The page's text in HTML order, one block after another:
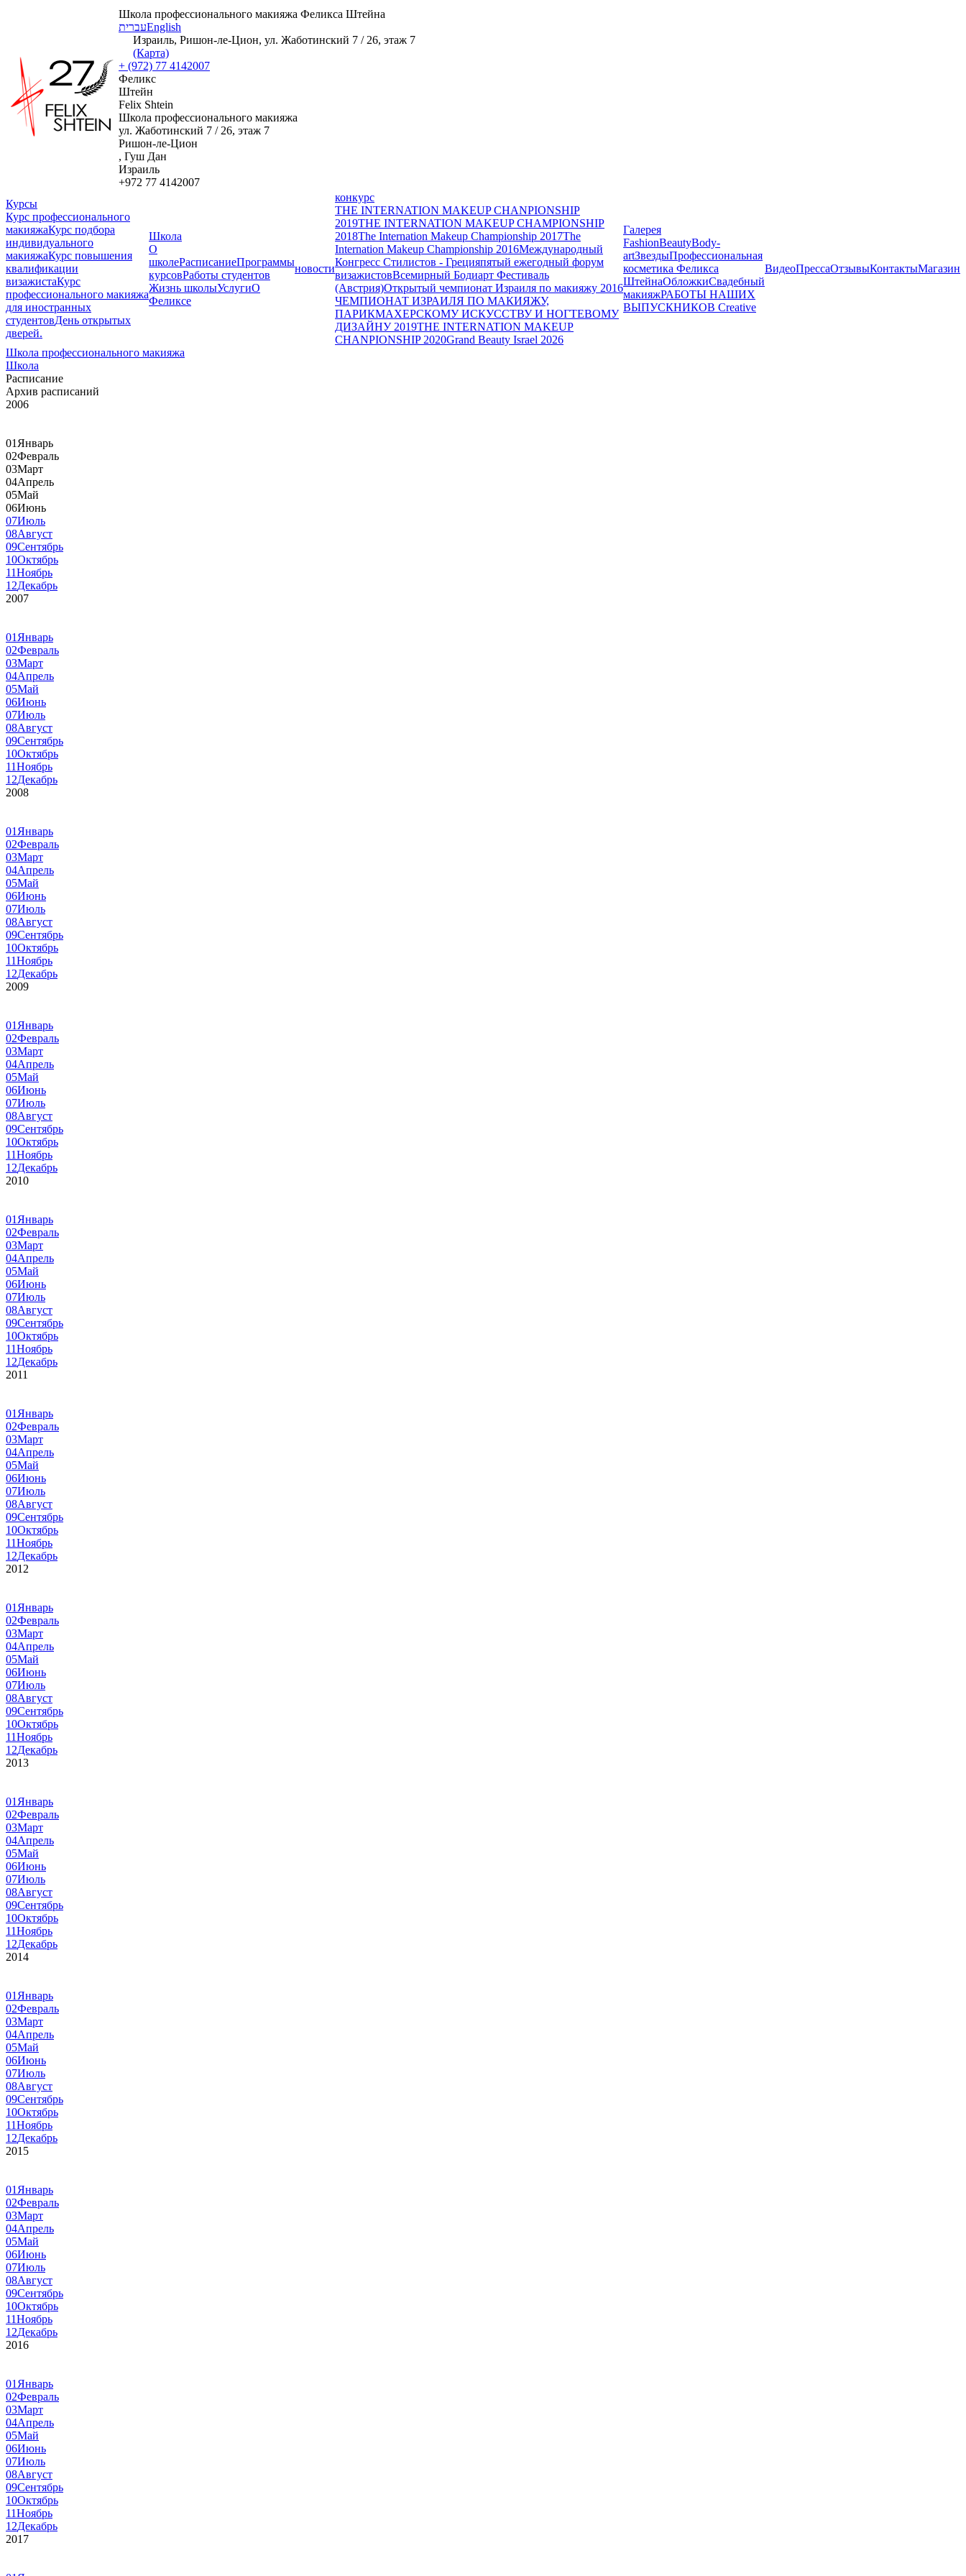
Школа профессионального макияжа Феликса Штейна
עבריתEnglish
Израиль, Ришон-ле-Цион, ул. Жаботинский 7 / 26, этаж 7
(Карта)
+ (972) 77 4142007
Феликс
Штейн
Felix Shtein
Школа профессионального макияжа
ул. Жаботинский 7 / 26, этаж 7
Ришон-ле-Цион
, Гуш Дан
Израиль
+972 77 4142007
Курсы
Курс профессионального
макияжаКурс подбора
индивидуального
макияжаКурс повышения
квалификации
визажистаКурс
профессионального макияжа
для иностранных
студентовДень открытых
дверей.
Школа
О
школеРасписаниеПрограммы
курсовРаботы студентов
Жизнь школыУслугиО
Феликсе
новости
конкурс
THE INTERNATION MAKEUP CHANPIONSHIP
2019THE INTERNATION MAKEUP CHAMPIONSHIP
2018The Internation Makeup Championship 2017The
Internation Makeup Championship 2016Международный
Конгресс Стилистов - Грецияпятый ежегодный форум
визажистовВсемирный Бодиарт Фестиваль
(Австрия)Открытый чемпионат Израиля по макияжу 2016
ЧЕМПИОНАТ ИЗРАИЛЯ ПО МАКИЯЖУ,
ПАРИКМАХЕРСКОМУ ИСКУССТВУ И НОГТЕВОМУ
ДИЗАЙНУ 2019THE INTERNATION MAKEUP
CHANPIONSHIP 2020Grand Beauty Israel 2026
Галерея
FashionBeautyBody-
artЗвездыПрофессиональная
косметика Феликса
ШтейнаОбложкиСвадебный
макияжРАБОТЫ НАШИХ
ВЫПУСКНИКОВ Creative
ВидеоПрессаОтзывыКонтактыМагазин
Школа профессионального макияжа
Школа
Расписание
Архив расписаний
2006
01 Январь
02Февраль
03Март
04Апрель
05Май
06Июнь
07Июль
08Август
09Сентябрь
10Октябрь
11Ноябрь
12Декабрь
2007
01 Январь
02Февраль
03Март
04Апрель
05Май
06Июнь
07Июль
08Август
09Сентябрь
10Октябрь
11Ноябрь
12Декабрь
2008
01 Январь
02Февраль
03Март
04Апрель
05Май
06Июнь
07Июль
08Август
09Сентябрь
10Октябрь
11Ноябрь
12Декабрь
2009
01 Январь
02Февраль
03Март
04Апрель
05Май
06Июнь
07Июль
08Август
09Сентябрь
10Октябрь
11Ноябрь
12Декабрь
2010
01 Январь
02Февраль
03Март
04Апрель
05Май
06Июнь
07Июль
08Август
09Сентябрь
10Октябрь
11Ноябрь
12Декабрь
2011
01 Январь
02Февраль
03Март
04Апрель
05Май
06Июнь
07Июль
08Август
09Сентябрь
10Октябрь
11Ноябрь
12Декабрь
2012
01 Январь
02Февраль
03Март
04Апрель
05Май
06Июнь
07Июль
08Август
09Сентябрь
10Октябрь
11Ноябрь
12Декабрь
2013
01 Январь
02Февраль
03Март
04Апрель
05Май
06Июнь
07Июль
08Август
09Сентябрь
10Октябрь
11Ноябрь
12Декабрь
2014
01 Январь
02Февраль
03Март
04Апрель
05Май
06Июнь
07Июль
08Август
09Сентябрь
10Октябрь
11Ноябрь
12Декабрь
2015
01 Январь
02Февраль
03Март
04Апрель
05Май
06Июнь
07Июль
08Август
09Сентябрь
10Октябрь
11Ноябрь
12Декабрь
2016
01 Январь
02Февраль
03Март
04Апрель
05Май
06Июнь
07Июль
08Август
09Сентябрь
10Октябрь
11Ноябрь
12Декабрь
2017